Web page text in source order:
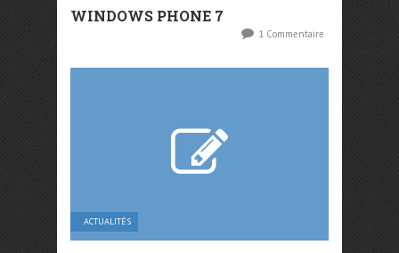
WINDOWS PHONE 7
1 Commentaire
ACTUALITÉS